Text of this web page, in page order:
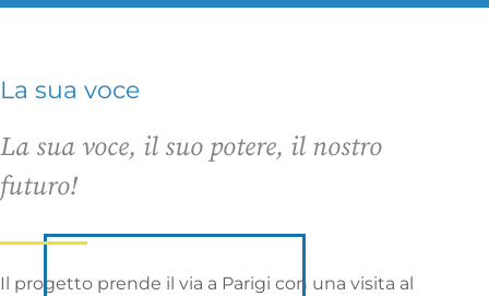
La sua voce
La sua voce, il suo potere, il nostro
futuro!
Il progetto prende il via a Parigi con una visita al